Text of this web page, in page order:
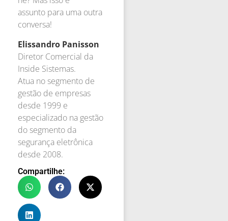
assunto para uma outra
conversa!
Elissandro Panisson
Diretor Comercial da
Inside Sistemas.
Atua no segmento de
gestão de empresas
desde 1999 e
especializado na gestão
do segmento da
segurança eletrônica
desde 2008.
Compartilhe: